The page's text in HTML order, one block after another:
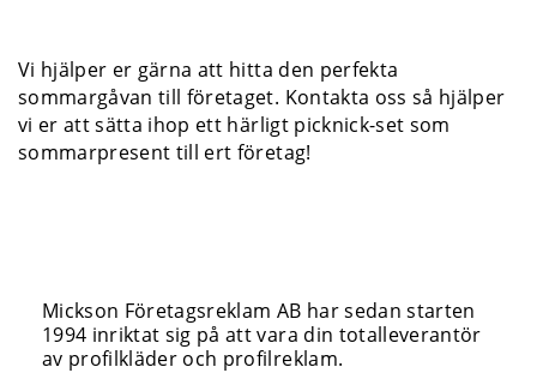
Vi hjälper er gärna att hitta den perfekta
sommargåvan till företaget. Kontakta oss så hjälper
vi er att sätta ihop ett härligt picknick-set som
sommarpresent till ert företag!
Mickson Företagsreklam AB har sedan starten
1994 inriktat sig på att vara din totalleverantör
av profilkläder och profilreklam.